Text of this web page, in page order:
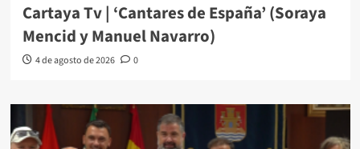
Cartaya Tv | ‘Cantares de España’ (Soraya
Mencid y Manuel Navarro)
4 de agosto de 2026 0